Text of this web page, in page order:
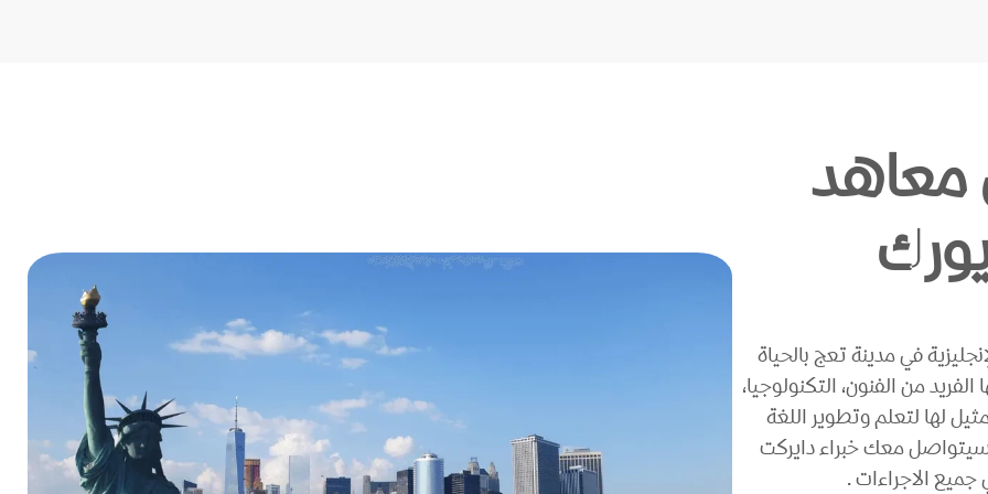
في مدينة تعج بالحياة
من الفنون، التكنولوجيا،
لها لتعلم وتطوير اللغة
معك خبراء دايركت
الاجراءات .